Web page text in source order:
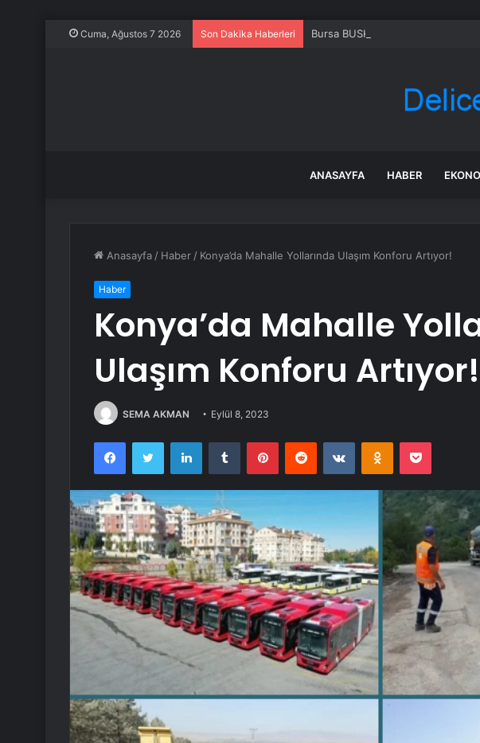
Cuma, Ağustos 7 2026 Son Dakika Haberleri Bursa BUSKİ su kesintisi! 22-23
ANASAYFA HABER
Anasayfa / Haber / Konya’da Mahalle Yollarında Ulaşım Konforu Artıyor!
Haber
Konya’da Mahalle
Ulaşım Konforu Artıyor!
SEMA AKMAN Eylül 8, 2023
FacebookTwitter LinkedInTumblr PinterestReddit VKontakteOdnoklassniki
Pocket